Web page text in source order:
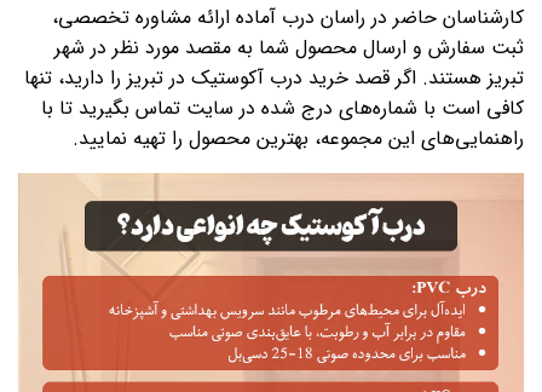
کارشناسان حاضر در راسان درب آماده ارائه مشاوره تخصصی،
ثبت سفارش و ارسال محصول شما به مقصد مورد نظر در شهر
تبریز هستند. اگر قصد خرید درب آکوستیک در تبریز را دارید، تنها
کافی است با شماره‌های درج شده در سایت تماس بگیرید تا با
راهنمایی‌های این مجموعه، بهترین محصول را تهیه نمایید.